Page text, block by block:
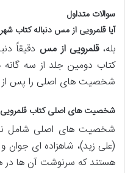
سوالات متداول
آیا قلمرویی از مس دنباله کتاب
بله،قلمرویی از مس دقیقاً
کتاب دومین جلد از سه گانه
شخصیت های اصلی را پس از
شخصیت های اصلی کتاب
شخصیت های اصلی شامل
(علی زید)، شاهزاده ای جوان
هستند که سرنوشت آن ها